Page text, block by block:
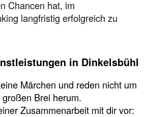
Chancen hat, im
langfristig erfolgreich zu
in Dinkelsbühl
Märchen und reden nicht um
Brei herum.
Zusammenarbeit mit dir vor: